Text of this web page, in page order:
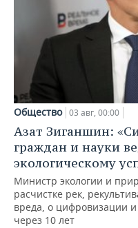
Общество 03 авг, 00:00
Азат Зиганшин:
граждан и науки
экологическому
Министр экологии и
расчистке рек,
вреда, о цифровизации и
через 10 лет